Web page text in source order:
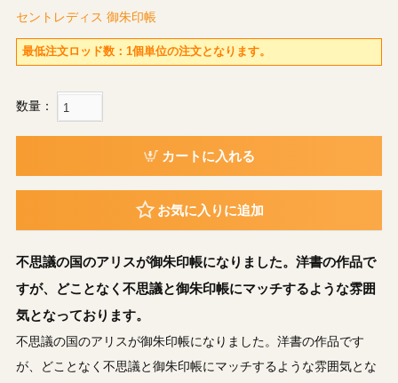
セントレディス 御朱印帳
最低注文ロッド数：1個単位の注文となります。
数量：
カートに入れる
お気に入りに追加
不思議の国のアリスが御朱印帳になりました。洋書の作品で
すが、どことなく不思議と御朱印帳にマッチするような雰囲
気となっております。
不思議の国のアリスが御朱印帳になりました。洋書の作品です
が、どことなく不思議と御朱印帳にマッチするような雰囲気とな